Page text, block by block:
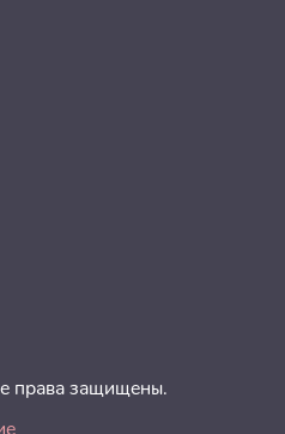
права защищены.